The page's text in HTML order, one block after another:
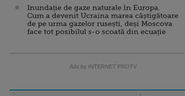
Inundație de gaze naturale în Europa.
Cum a devenit Ucraina marea câștigătoare
de pe urma gazelor rusești, deși Moscova
face tot posibilul s-o scoată din ecuație
Ads by INTERNET PROTV